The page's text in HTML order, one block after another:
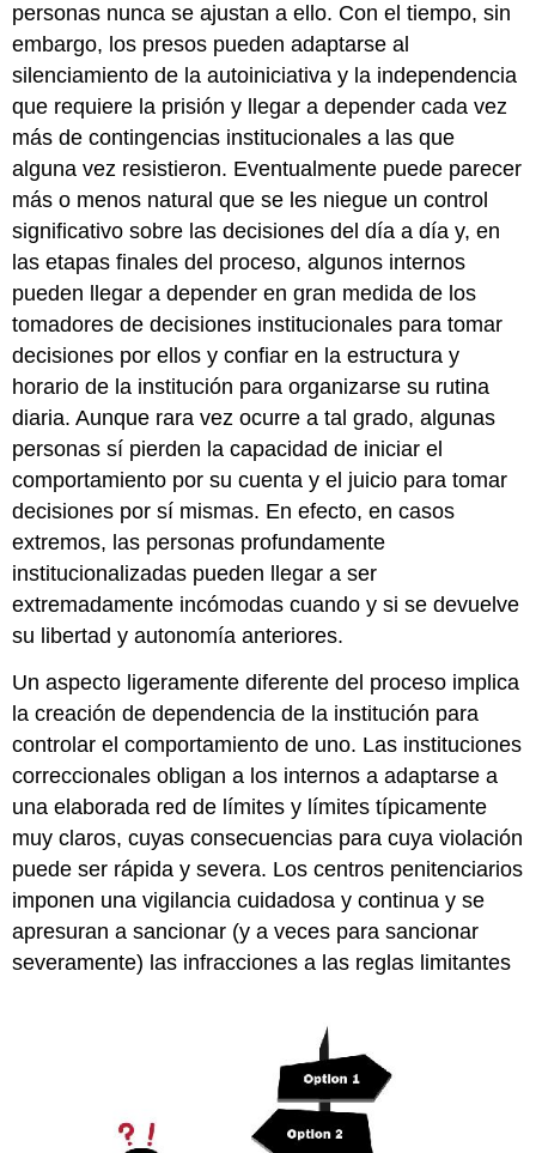
personas nunca se ajustan a ello. Con el tiempo, sin
embargo, los presos pueden adaptarse al
silenciamiento de la autoiniciativa y la independencia
que requiere la prisión y llegar a depender cada vez
más de contingencias institucionales a las que
alguna vez resistieron. Eventualmente puede parecer
más o menos natural que se les niegue un control
significativo sobre las decisiones del día a día y, en
las etapas finales del proceso, algunos internos
pueden llegar a depender en gran medida de los
tomadores de decisiones institucionales para tomar
decisiones por ellos y confiar en la estructura y
horario de la institución para organizarse su rutina
diaria. Aunque rara vez ocurre a tal grado, algunas
personas sí pierden la capacidad de iniciar el
comportamiento por su cuenta y el juicio para tomar
decisiones por sí mismas. En efecto, en casos
extremos, las personas profundamente
institucionalizadas pueden llegar a ser
extremadamente incómodas cuando y si se devuelve
su libertad y autonomía anteriores.
Un aspecto ligeramente diferente del proceso implica
la creación de dependencia de la institución para
controlar el comportamiento de uno. Las instituciones
correccionales obligan a los internos a adaptarse a
una elaborada red de límites y límites típicamente
muy claros, cuyas consecuencias para cuya violación
puede ser rápida y severa. Los centros penitenciarios
imponen una vigilancia cuidadosa y continua y se
apresuran a sancionar (y a veces para sancionar
severamente) las infracciones a las reglas limitantes